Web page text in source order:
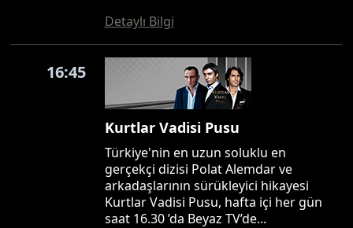
Detaylı Bilgi
16:45
Kurtlar Vadisi Pusu
Türkiye'nin en uzun soluklu en
gerçekçi dizisi Polat Alemdar ve
arkadaşlarının sürükleyici hikayesi
Kurtlar Vadisi Pusu, hafta içi her gün
saat 16.30 ’da Beyaz TV’de...